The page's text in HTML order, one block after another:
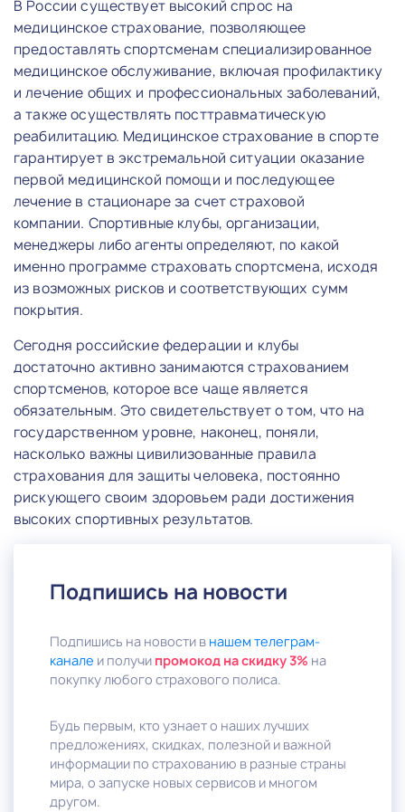
Подпишись на новости
Подпишись на новости в нашем телеграм-
канале и получи промокод на скидку 3% на
покупку любого страхового полиса.
Будь первым, кто узнает о наших лучших
предложениях, скидках, полезной и важной
информации по страхованию в разные страны
мира, о запуске новых сервисов и многом
другом.
В России существует высокий спрос на
медицинское страхование, позволяющее
предоставлять спортсменам специализированное
медицинское обслуживание, включая профилактику
и лечение общих и профессиональных заболеваний,
а также осуществлять посттравматическую
реабилитацию. Медицинское страхование в спорте
гарантирует в экстремальной ситуации оказание
первой медицинской помощи и последующее
лечение в стационаре за счет страховой
компании. Спортивные клубы, организации,
менеджеры либо агенты определяют, по какой
именно программе страховать спортсмена, исходя
из возможных рисков и соответствующих сумм
покрытия.
Сегодня российские федерации и клубы
достаточно активно занимаются страхованием
спортсменов, которое все чаще является
обязательным. Это свидетельствует о том, что на
государственном уровне, наконец, поняли,
насколько важны цивилизованные правила
страхования для защиты человека, постоянно
рискующего своим здоровьем ради достижения
высоких спортивных результатов.